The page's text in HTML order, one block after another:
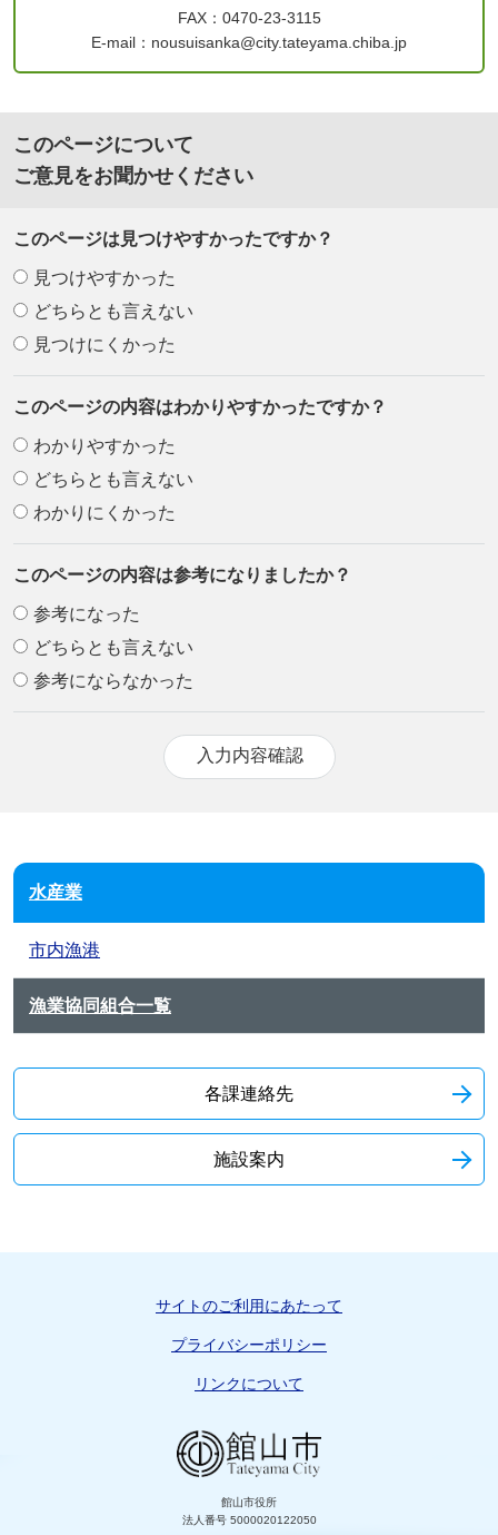
FAX：0470-23-3115
E-mail：nousuisanka@city.tateyama.chiba.jp
このページについて
ご意見をお聞かせください
このページは見つけやすかったですか？
見つけやすかった
どちらとも言えない
見つけにくかった
このページの内容はわかりやすかったですか？
わかりやすかった
どちらとも言えない
わかりにくかった
このページの内容は参考になりましたか？
参考になった
どちらとも言えない
参考にならなかった
水産業
市内漁港
漁業協同組合一覧
各課連絡先
施設案内
館山市役所
法人番号 5000020122050
サイトのご利用にあたって
プライバシーポリシー
リンクについて